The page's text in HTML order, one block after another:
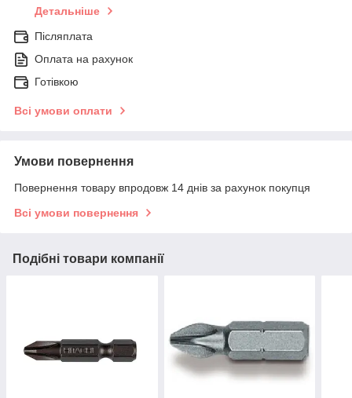
Детальніше
Післяплата
Оплата на рахунок
Готівкою
Всі умови оплати
Умови повернення
Повернення товару впродовж 14 днів за рахунок покупця
Всі умови повернення
Подібні товари компанії